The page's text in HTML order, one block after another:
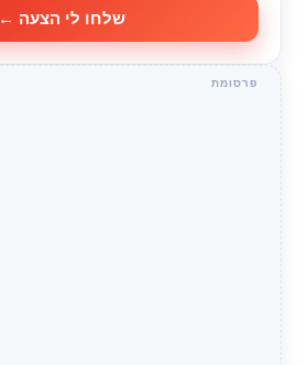
שלחו לי הצעה ←